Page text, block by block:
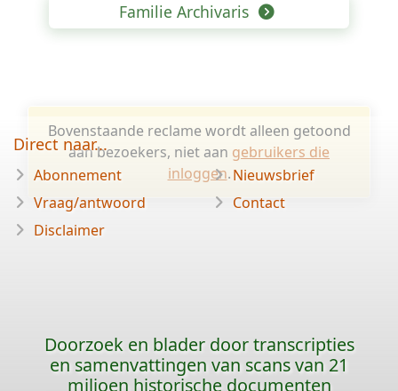
Familie Archivaris
Bovenstaande reclame wordt alleen getoond
aan bezoekers, niet aan gebruikers die
inloggen.
Direct naar...
Abonnement
Vraag/antwoord
Disclaimer
Nieuwsbrief
Contact
Doorzoek en blader door transcripties
en samenvattingen van scans van 21
miljoen historische documenten